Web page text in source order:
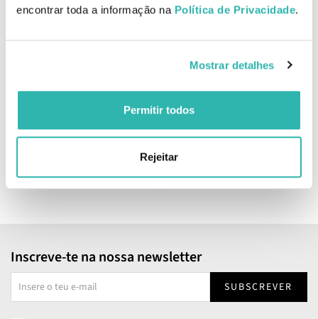
encontrar toda a informação na Política de Privacidade.
Mostrar detalhes
Permitir todos
Rejeitar
Liso Perfeito 100ml
€6.28€9.00
PVPR
ADICIONAR
Real Natura Máscara
Crescimento Perfeito
350ml
€8.97€12.63
PVPR
ADICIONAR
Inscreve-te na nossa newsletter
SUBSCREVER